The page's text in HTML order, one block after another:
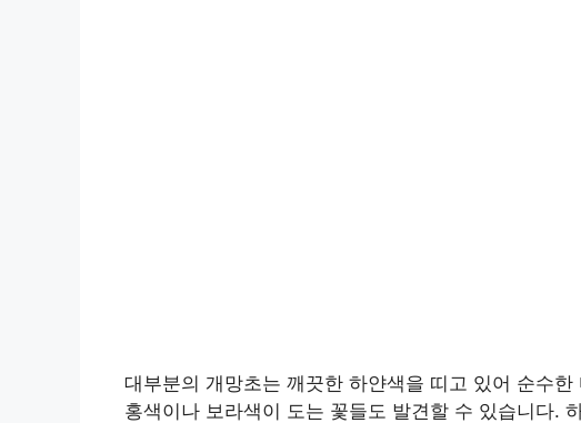
대부분의 개망초는 깨끗한 하얀색을 띠고 있어 순수
홍색이나 보라색이 도는 꽃들도 발견할 수 있습니다.